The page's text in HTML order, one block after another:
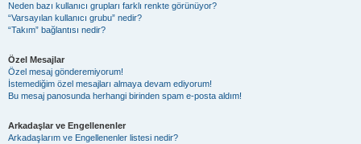
Neden bazı kullanıcı grupları farklı renkte görünüyor?
“Varsayılan kullanıcı grubu” nedir?
“Takım” bağlantısı nedir?
Özel Mesajlar
Özel mesaj gönderemiyorum!
İstemediğim özel mesajları almaya devam ediyorum!
Bu mesaj panosunda herhangi birinden spam e-posta aldım!
Arkadaşlar ve Engellenenler
Arkadaşlarım ve Engellenenler listesi nedir?